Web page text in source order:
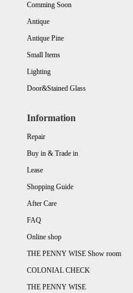
Comming Soon
Antique
Antique Pine
Small Items
Lighting
Door&Stained Glass
Information
Repair
Buy in & Trade in
Lease
Shopping Guide
After Care
FAQ
Online shop
THE PENNY WISE Show room
COLONIAL CHECK
THE PENNY WISE